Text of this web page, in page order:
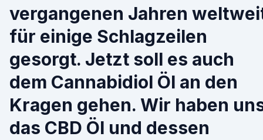
vergangenen Jahren
für einige Schlagzeilen
gesorgt. Jetzt soll es auch
dem Cannabidiol Öl an den
Kragen gehen. Wir haben
das CBD Öl und dessen